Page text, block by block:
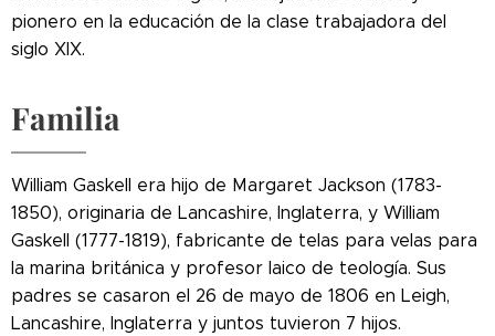
pionero en la educación de la clase trabajadora del
siglo XIX.
Familia
William Gaskell era hijo de Margaret Jackson (1783-
1850), originaria de Lancashire, Inglaterra, y William
Gaskell (1777-1819), fabricante de telas para velas para
la marina británica y profesor laico de teología. Sus
padres se casaron el 26 de mayo de 1806 en Leigh,
Lancashire, Inglaterra y juntos tuvieron 7 hijos.